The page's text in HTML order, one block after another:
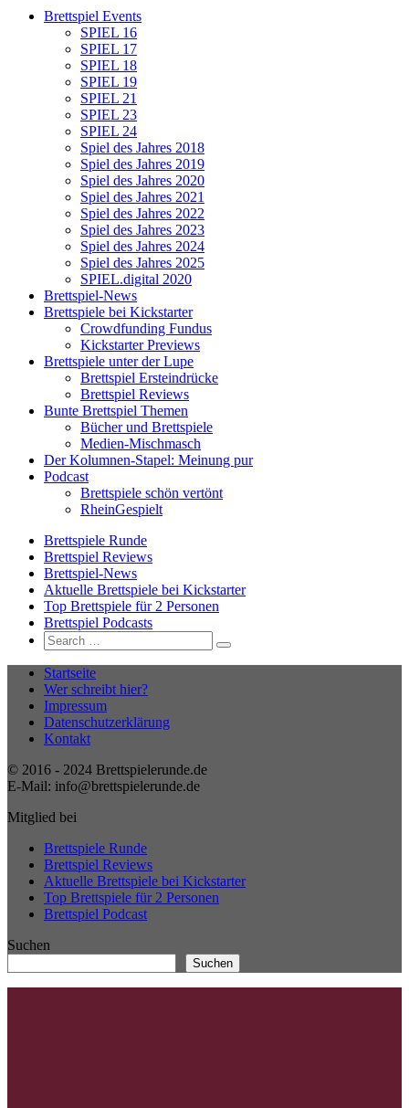
Brettspiel Events
SPIEL 16
SPIEL 17
SPIEL 18
SPIEL 19
SPIEL 21
SPIEL 23
SPIEL 24
Spiel des Jahres 2018
Spiel des Jahres 2019
Spiel des Jahres 2020
Spiel des Jahres 2021
Spiel des Jahres 2022
Spiel des Jahres 2023
Spiel des Jahres 2024
Spiel des Jahres 2025
SPIEL.digital 2020
Brettspiel-News
Brettspiele bei Kickstarter
Crowdfunding Fundus
Kickstarter Previews
Brettspiele unter der Lupe
Brettspiel Ersteindrücke
Brettspiel Reviews
Bunte Brettspiel Themen
Bücher und Brettspiele
Medien-Mischmasch
Der Kolumnen-Stapel: Meinung pur
Podcast
Brettspiele schön vertönt
RheinGespielt
Brettspiele Runde
Brettspiel Reviews
Brettspiel-News
Aktuelle Brettspiele bei Kickstarter
Top Brettspiele für 2 Personen
Brettspiel Podcasts
Search
for:
Search
Startseite
Wer schreibt hier?
Impressum
Datenschutzerklärung
Kontakt
© 2016 - 2024 Brettspielerunde.de
E-Mail: info@brettspielerunde.de
Mitglied bei
Brettspiele Runde
Brettspiel Reviews
Aktuelle Brettspiele bei Kickstarter
Top Brettspiele für 2 Personen
Brettspiel Podcast
Suchen
Suchen